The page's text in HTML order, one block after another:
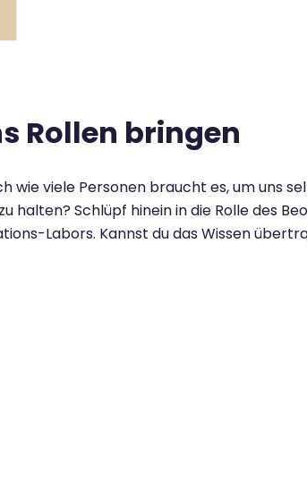
Rollen bringen
viele Personen braucht es, um uns
halten? Schlüpf hinein in die Rolle des
Labors. Kannst du das Wissen